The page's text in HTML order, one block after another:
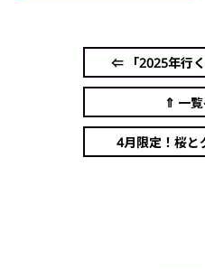
⇐ 「2025年行
⇑ 一
4月限定！桜